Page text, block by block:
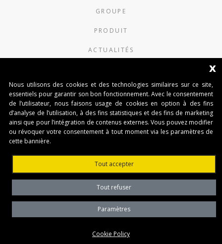
GROUPE
PRODUIT
ACTUALITÉS
Benincà France (Siège social)
15 Chemin du Bois Rond Båtiment B4
69720 St Bonnet de Mure (France)
BENINCÀ FRANCE - AGENCE NORD OUEST
Parc de Villebon - Bâtiment Fuschia HALL 2 10
avenue du Québec BP 532 91140 Villebon sur Yvette
(France)
TVA: N. FR 36507675601
x
Nous utilisons des cookies et des technologies similaires sur ce site,
essentiels pour garantir son bon fonctionnement. Avec le consentement
de l’utilisateur, nous faisons usage de cookies en option à des fins
d’analyse de l’utilisation, à des fins statistiques et des fins de marketing
ainsi que pour l’intégration de contenus externes. Vous pouvez modifier
ou révoquer votre consentement à tout moment via les paramètres de
cette bannière.
Tout accepter
Tout refuser
Paramètres
Cookie Policy